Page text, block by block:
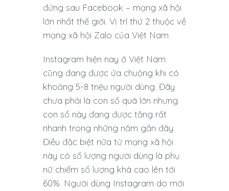
đứng sau Facebook – mạng xã hội
lớn nhất thế giới. Vị trí thứ 2 thuộc về
mạng xã hội Zalo của Việt Nam.
Instagram hiện nay ở Việt Nam
cũng đang được ửa chuộng khi có
khoảng 5-8 triệu người dùng. Đây
chưa phải là con số quá lớn nhưng
con số này đang được tăng rất
nhanh trong những năm gần đây.
Điều đặc biệt nữa từ mạng xã hội
này có số lượng người dùng là phụ
nữ chiếm số lượng khá cao lên tới
60%. Người dùng Instagram do mới